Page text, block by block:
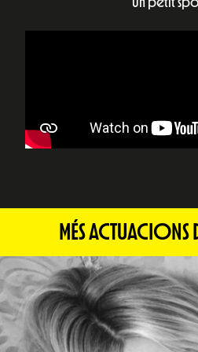
MÉS ACTUACIONS